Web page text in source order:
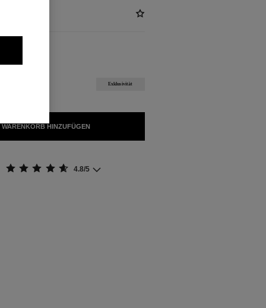
Exklusivität
WARENKORB HINZUFÜGEN
4.8/5